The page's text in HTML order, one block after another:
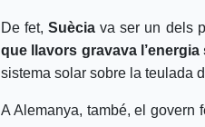
De fet,Suècia va ser un dels
que llavors gravava l’energia
sistema solar sobre la teulada
A Alemanya, també, el govern